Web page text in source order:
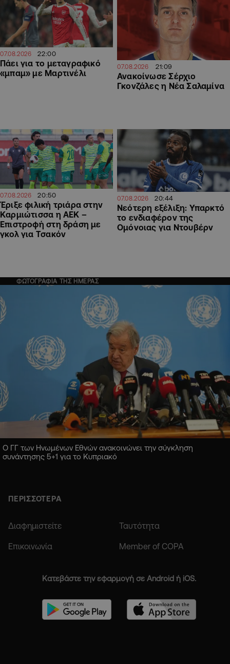
07.08.2026 22:00
Πάει για το μεταγραφικό
«μπαμ» με Μαρτινέλι
07.08.2026 21:09
Ανακοίνωσε Σέρχιο
Γκονζάλες η Νέα Σαλαμίνα
07.08.2026 20:50
Έριξε φιλική τριάρα στην
Καρμιώτισσα η ΑΕΚ –
Επιστροφή στη δράση με
γκολ για Τσακόν
07.08.2026 20:44
Νεότερη εξέλιξη: Υπαρκτό
το ενδιαφέρον της
Ομόνοιας για Ντουβέρν
ΦΩΤΟΓΡΑΦΙΑ ΤΗΣ ΗΜΕΡΑΣ
Ο ΓΓ των Ηνωμένων Εθνών ανακοινώνει την σύγκληση
συνάντησης 5+1 για το Κυπριακό
ΠΕΡΙΣΣΟΤΕΡΑ
Διαφημιστείτε Ταυτότητα
Επικοινωνία Member of COPA
Κατεβάστε την εφαρμογή σε Android ή iOS.